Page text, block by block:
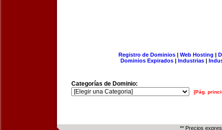
Registro de Dominios| Web Hosting |
Dominios Expirados | Industrias |
Categorías de Dominio:
[Pág.
** Precios